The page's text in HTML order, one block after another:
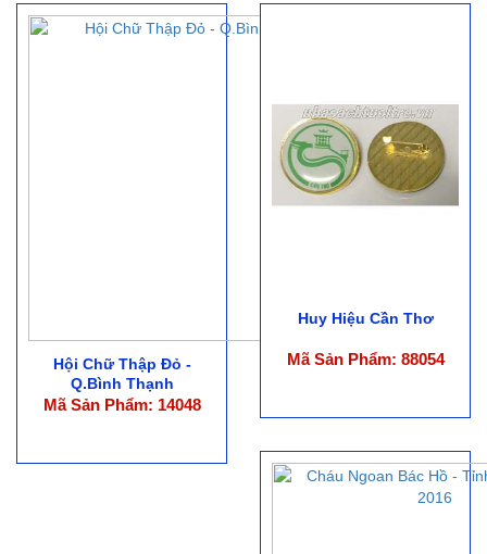
Hội Chữ Thập Đỏ -
Q.Bình Thạnh
Mã Sản Phẩm: 14048
Huy Hiệu Cần Thơ
Mã Sản Phẩm: 88054